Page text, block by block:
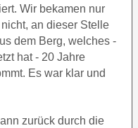
Wir bekamen nur
an dieser Stelle
dem Berg, welches -
hat - 20 Jahre
Es war klar und
zurück durch die